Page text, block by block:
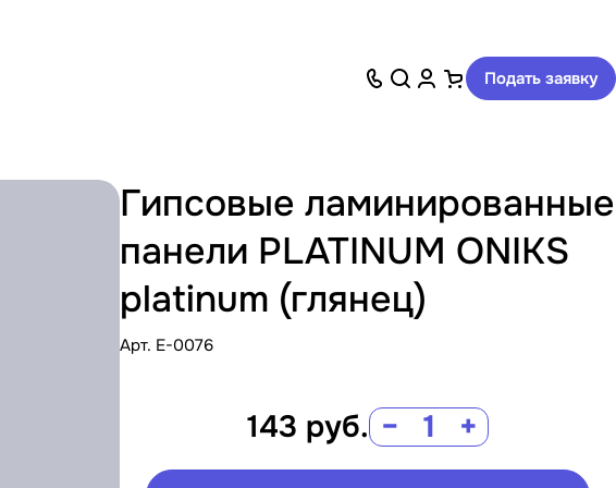
Подать заявку
Гипсовые ламинированные
панели PLATINUM ONIKS
platinum (глянец)
Арт. E-0076
143 руб. − +